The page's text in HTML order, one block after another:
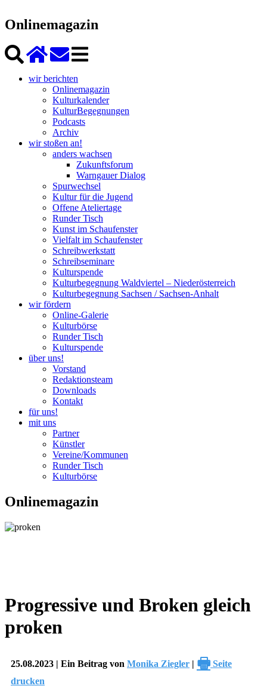
Onlinemagazin
wir berichten
Onlinemagazin
Kulturkalender
KulturBegegnungen
Podcasts
Archiv
wir stoßen an!
anders wachsen
Zukunftsforum
Warngauer Dialog
Spurwechsel
Kultur für die Jugend
Offene Ateliertage
Runder Tisch
Kunst im Schaufenster
Vielfalt im Schaufenster
Schreibwerkstatt
Schreibseminare
Kulturspende
Kulturbegegnung Waldviertel – Niederösterreich
Kulturbegegnung Sachsen / Sachsen-Anhalt
wir fördern
Online-Galerie
Kulturbörse
Runder Tisch
Kulturspende
über uns!
Vorstand
Redaktionsteam
Downloads
Kontakt
für uns!
mit uns
Partner
Künstler
Vereine/Kommunen
Runder Tisch
Kulturbörse
Onlinemagazin
Progressive und Broken gleich
proken
25.08.2023 | Ein Beitrag von Monika Ziegler | 🖶 Seite
drucken